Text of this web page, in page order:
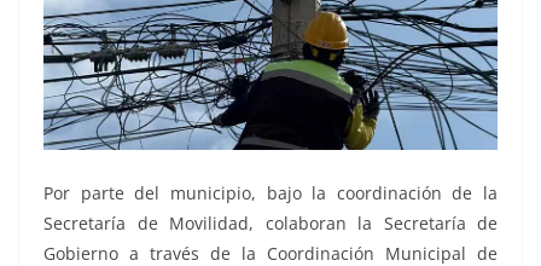
Por parte del municipio, bajo la coordinación de la
Secretaría de Movilidad, colaboran la Secretaría de
Gobierno a través de la Coordinación Municipal de